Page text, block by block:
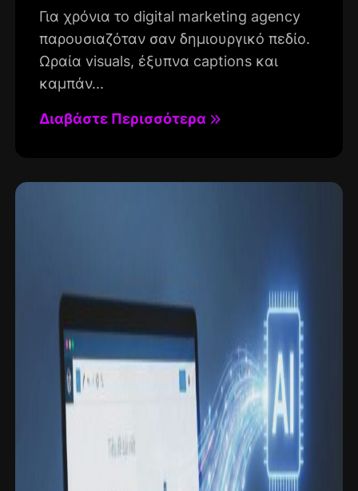
Για χρόνια το digital marketing agency
παρουσιαζόταν σαν δημιουργικό πεδίο.
Ωραία visuals, έξυπνα captions και
καμπάν...
Διαβάστε Περισσότερα